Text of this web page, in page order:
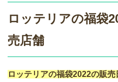
ロッテリアの福袋
売店舗
ロッテリアの福袋2022の販